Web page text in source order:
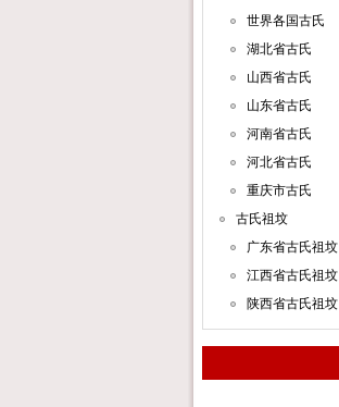
世界各国古氏
湖北省古氏
山西省古氏
山东省古氏
河南省古氏
河北省古氏
重庆市古氏
古氏祖坟
广东省古氏祖坟
江西省古氏祖坟
陕西省古氏祖坟